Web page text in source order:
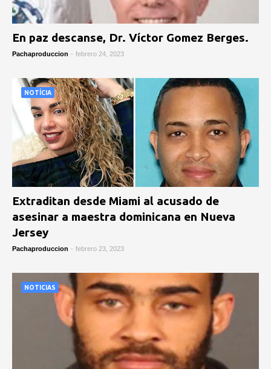
En paz descanse, Dr. Víctor Gomez Berges.
Pachaproduccion - febrero 24, 2023
NOTÍCIA
Extraditan desde Miami al acusado de
asesinar a maestra dominicana en Nueva
Jersey
Pachaproduccion - febrero 23, 2023
NOTICIAS